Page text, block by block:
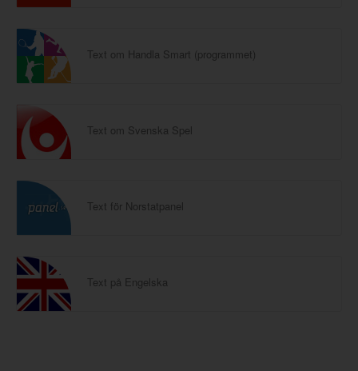
Text om Handla Smart (programmet)
Text om Svenska Spel
Text för Norstatpanel
Text på Engelska